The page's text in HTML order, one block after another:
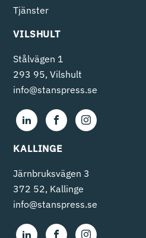
Tjänster
VILSHULT
Stålvägen 1
293 95, Vilshult
info@stanspress.se
KALLINGE
Järnbruksvägen 3
372 52, Kallinge
info@stanspress.se